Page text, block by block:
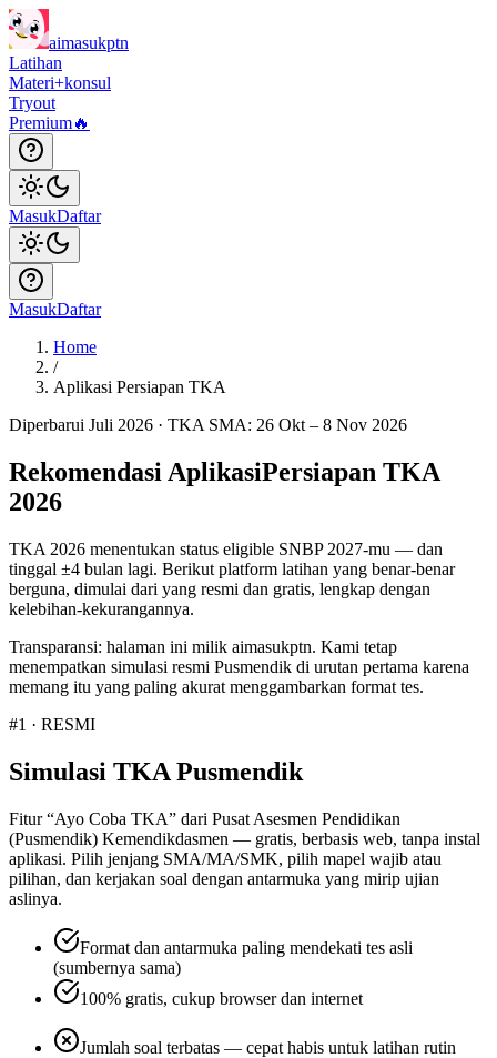
aimasukptn
Latihan
Materi+konsul
Tryout
Premium🔥
MasukDaftar
MasukDaftar
Home
/
Aplikasi Persiapan TKA
Diperbarui Juli 2026 · TKA SMA: 26 Okt – 8 Nov 2026
Rekomendasi AplikasiPersiapan TKA
2026
TKA 2026 menentukan status eligible SNBP 2027-mu — dan
tinggal ±4 bulan lagi. Berikut platform latihan yang benar-benar
berguna, dimulai dari yang resmi dan gratis, lengkap dengan
kelebihan-kekurangannya.
Transparansi: halaman ini milik aimasukptn. Kami tetap
menempatkan simulasi resmi Pusmendik di urutan pertama karena
memang itu yang paling akurat menggambarkan format tes.
#1 · RESMI
Simulasi TKA Pusmendik
Fitur “Ayo Coba TKA” dari Pusat Asesmen Pendidikan
(Pusmendik) Kemendikdasmen — gratis, berbasis web, tanpa instal
aplikasi. Pilih jenjang SMA/MA/SMK, pilih mapel wajib atau
pilihan, dan kerjakan soal dengan antarmuka yang mirip ujian
aslinya.
Format dan antarmuka paling mendekati tes asli
(sumbernya sama)
100% gratis, cukup browser dan internet
Jumlah soal terbatas — cepat habis untuk latihan rutin